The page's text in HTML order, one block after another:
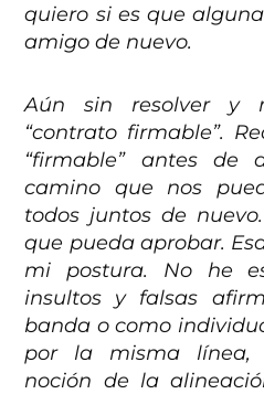
quiero si es que
amigo de nuevo.
Aún sin resolver y
“contrato firmable”.
“firmable” antes
camino que nos
todos juntos de
que pueda aprobar.
mi postura. No he
insultos y falsas
banda o como
por la misma línea,
noción de la